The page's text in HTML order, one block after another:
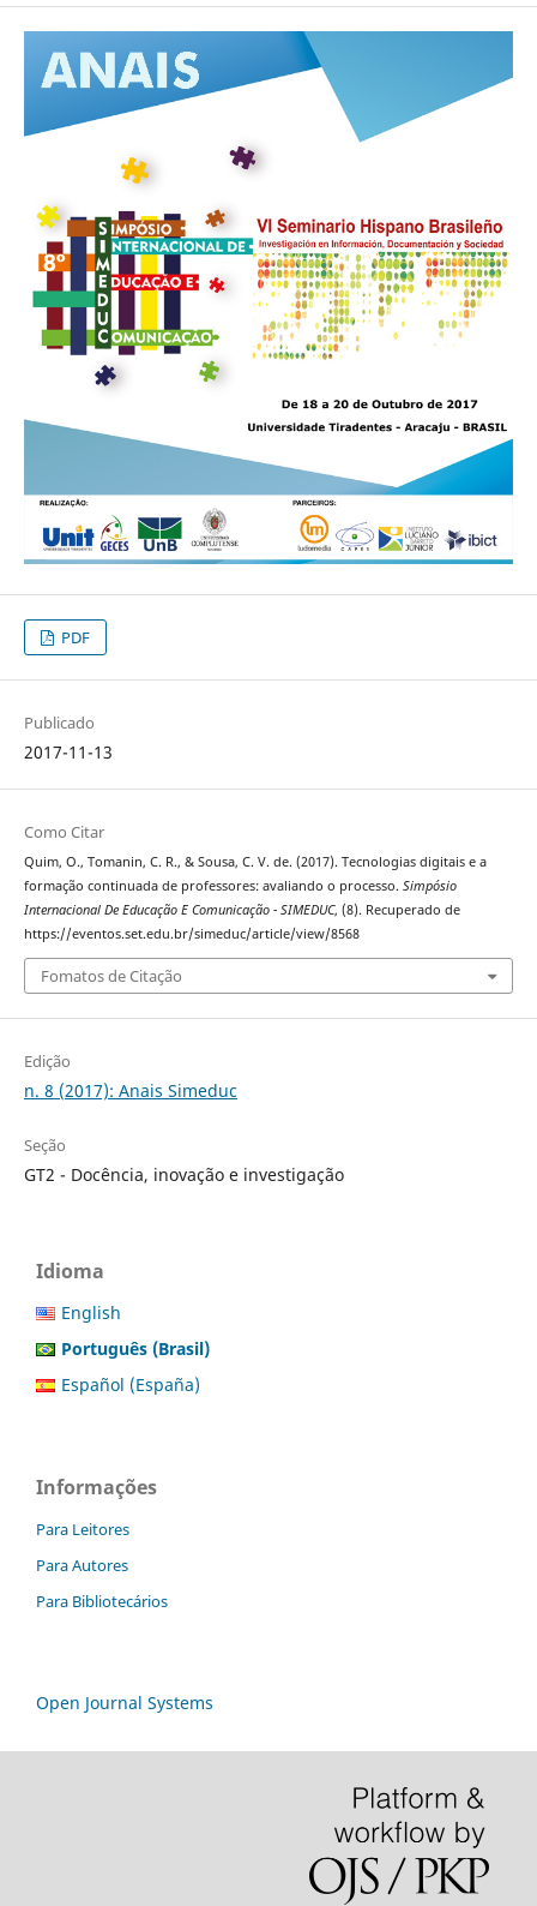
PDF
Publicado
2017-11-13
Como Citar
Quim, O., Tomanin, C. R., & Sousa, C. V. de. (2017). Tecnologias digitais e a
formação continuada de professores: avaliando o processo. Simpósio
Internacional De Educação E Comunicação - SIMEDUC, (8). Recuperado de
https://eventos.set.edu.br/simeduc/article/view/8568
Fomatos de Citação
Edição
n. 8 (2017): Anais Simeduc
Seção
GT2 - Docência, inovação e investigação
Idioma
English
Português (Brasil)
Español (España)
Informações
Para Leitores
Para Autores
Para Bibliotecários
Open Journal Systems